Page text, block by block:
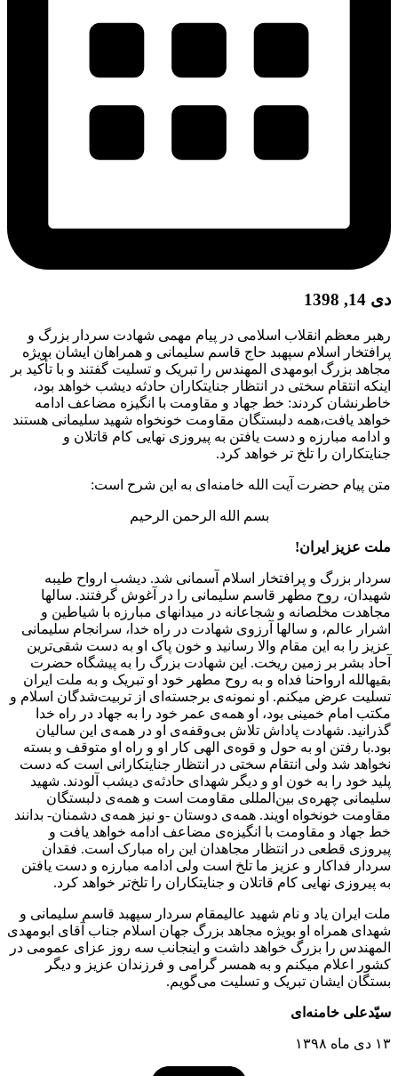
دی 14, 1398
رهبر معظم انقلاب اسلامی در پیام مهمی شهادت سردار بزرگ و
پرافتخار اسلام سپهبد حاج قاسم سلیمانی و همراهان ایشان بویژه
مجاهد بزرگ ابومهدی المهندس را تبریک و تسلیت گفتند و با تأکید بر
اینکه انتقام سختی در انتظار جنایتکاران حادثه دیشب خواهد بود،
خاطرنشان کردند: خط جهاد و مقاومت با انگیزه مضاعف ادامه
خواهد یافت،‌همه دلبستگان مقاومت خونخواه شهید سلیمانی هستند
و ادامه مبارزه و دست یافتن به پیروزی نهایی کام قاتلان و
جنایتکاران را تلخ تر خواهد کرد.
متن پیام حضرت آیت الله خامنه‌ای به این شرح است:
بسم الله الرحمن الرحیم
ملت عزیز ایران!
سردار بزرگ و پرافتخار اسلام آسمانی شد. دیشب ارواح طیبه
شهیدان، روح مطهر قاسم سلیمانی را در آغوش گرفتند. سالها
مجاهدت مخلصانه و شجاعانه در میدانهای مبارزه با شیاطین و
اشرار عالم، و سالها آرزوی شهادت در راه خدا، سرانجام سلیمانی
عزیز را به این مقام والا رسانید و خون پاک او به دست شقی‌ترین
آحاد بشر بر زمین ریخت. این شهادت بزرگ را به پیشگاه حضرت
بقیهالله ارواحنا فداه و به روح مطهر خود او تبریک و به ملت ایران
تسلیت عرض میکنم. او نمونه‌ی برجسته‌ای از تربیت‌شدگان اسلام و
مکتب امام خمینی بود، او همه‌ی عمر خود را به جهاد در راه خدا
گذرانید. شهادت پاداش تلاش بی‌وقفه‌ی او در همه‌ی این سالیان
بود.با رفتن او به حول و قوه‌ی الهی کار او و راه او متوقف و بسته
نخواهد شد ولی انتقام سختی در انتظار جنایتکارانی است که دست
پلید خود را به خون او و دیگر شهدای حادثه‌ی دیشب آلودند. شهید
سلیمانی چهره‌ی بین‌المللی مقاومت است و همه‌ی دلبستگان
مقاومت خونخواه اویند. همه‌ی دوستان -و نیز همه‌ی دشمنان- بدانند
خط جهاد و مقاومت با انگیزه‌ی مضاعف ادامه خواهد یافت و
پیروزی قطعی در انتظار مجاهدان این راه مبارک است. فقدان
سردار فداکار و عزیز ما تلخ است ولی ادامه مبارزه و دست یافتن
به پیروزی نهایی کام قاتلان و جنایتکاران را تلخ‌تر خواهد کرد.
ملت ایران یاد و نام شهید عالیمقام سردار سپهبد قاسم سلیمانی و
شهدای همراه او بویژه مجاهد بزرگ جهان اسلام جناب آقای ابومهدی
المهندس را بزرگ خواهد داشت و اینجانب سه روز عزای عمومی در
کشور اعلام میکنم و به همسر گرامی و فرزندان عزیز و دیگر
بستگان ایشان تبریک و تسلیت می‌گویم.
سیّدعلی خامنه‌ای
۱۳ دی ماه ۱۳۹۸